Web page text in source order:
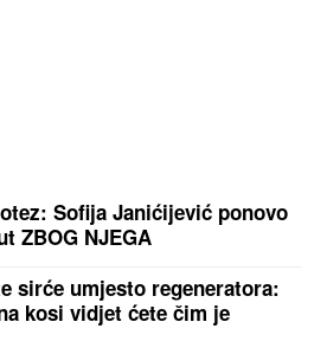
Sofija Janićijević ponovo
ZBOG NJEGA
sirće umjesto regeneratora:
kosi vidjet ćete čim je